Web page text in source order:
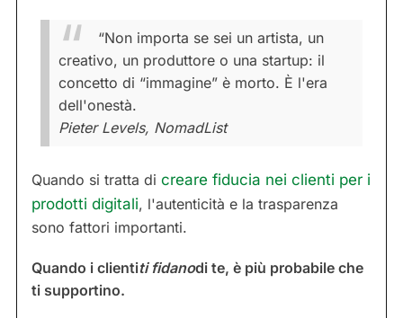
“Non importa se sei un artista, un
creativo, un produttore o una startup: il
concetto di “immagine” è morto. È l'era
dell'onestà.
Pieter Levels, NomadList
Quando si tratta di creare fiducia nei clienti per i
prodotti digitali, l'autenticità e la trasparenza
sono fattori importanti.
Quando i clientiti fidanodi te, è più probabile che
ti supportino.